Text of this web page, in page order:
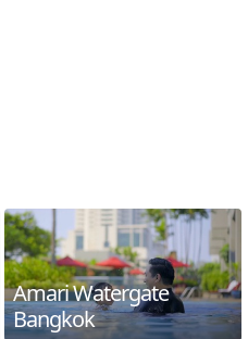
Amari Watergate
Bangkok